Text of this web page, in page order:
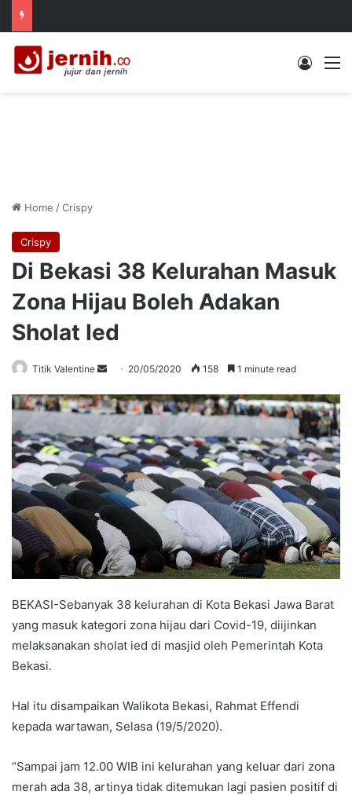
Log In
Home /Crispy
Crispy
Di Bekasi 38 Kelurahan Masuk
Zona Hijau Boleh Adakan
Sholat Ied
Titik Valentine
Send
email
20/05/2020 158 1 minute read
BEKASI-Sebanyak 38 kelurahan di Kota Bekasi Jawa Barat
yang masuk kategori zona hijau dari Covid-19, diijinkan
melaksanakan sholat ied di masjid oleh Pemerintah Kota
Bekasi.
Hal itu disampaikan Walikota Bekasi, Rahmat Effendi
kepada wartawan, Selasa (19/5/2020).
“Sampai jam 12.00 WIB ini kelurahan yang keluar dari zona
merah ada 38, artinya tidak ditemukan lagi pasien positif di